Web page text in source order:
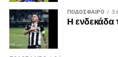
ΠΟΔΌΣΦΑΙΡΟ 3
Η ενδεκάδα